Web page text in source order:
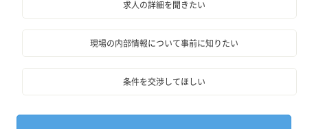
求人の詳細を聞きたい
現場の内部情報について事前に知りたい
条件を交渉してほしい